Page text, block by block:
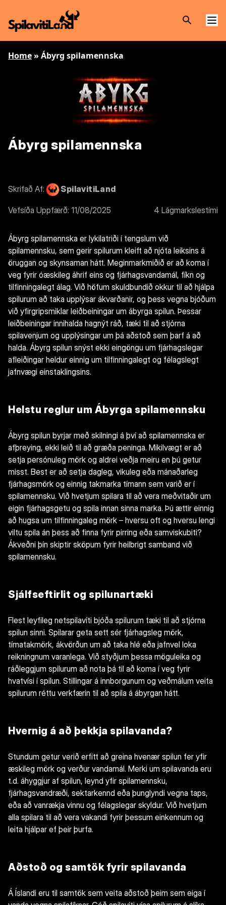
Home»Ábyrg spilamennska
Ábyrg spilamennska
Skrifað Af: SpilavitiLand
Vefsíða Uppfærð: 11/08/2025 4 Lágmarkslestími
Ábyrg spilamennska er lykilatriði í tengslum við
spilamennsku, sem gerir spilurum kleift að njóta leiksins á
öruggan og skynsaman hátt. Meginmarkmiðið er að koma í
veg fyrir óæskileg áhrif eins og fjárhagsvandamál, fíkn og
tilfinningalegt álag. Við höfum skuldbundið okkur til að hjálpa
spilurum að taka upplýsar ákvarðanir, og þess vegna bjóðum
við yfirgripsmiklar leiðbeiningar um ábyrga spilun. Þessar
leiðbeiningar innihalda hagnýt ráð, tæki til að stjórna
spilavenjum og upplýsingar um þá aðstoð sem þarf á að
halda. Ábyrg spilun snýst ekki eingöngu um fjárhagslegar
afleiðingar heldur einnig um tilfinningalegt og félagslegt
jafnvægi einstaklingsins.
Helstu reglur um Ábyrga spilamennsku
Ábyrg spilun byrjar með skilningi á því að spilamennska er
afþreying, ekki leið til að græða peninga. Mikilvægt er að
setja persónuleg mörk og aldrei veðja meiru en þú getur
misst. Best er að setja dagleg, vikuleg eða mánaðarleg
fjárhagsmörk og einnig takmarka tímann sem varið er í
spilamennsku. Við hvetjum spilara til að vera meðvitaðir um
eigin fjárhagsgetu og spila innan sinna marka. Þú ættir einnig
að hugsa um tilfinningaleg mörk – hversu oft og hversu lengi
viltu spila án þess að finna fyrir pirring eða samviskubiti?
Ákveðni þín skiptir sköpum fyrir heilbrigt samband við
spilamennsku.
Sjálfseftirlit og spilunartæki
Flest leyfileg netspilavíti bjóða spilurum tæki til að stjórna
spilun sinni. Spilarar geta sett sér fjárhagsleg mörk,
tímatakmörk, ákvörðun um að taka hlé eða jafnvel loka
reikningnum varanlega. Við styðjum þessa möguleika og
ráðleggjum spilurum að nota þá til að koma í veg fyrir
hvatvísi í spilun. Stillingar á innborgunum og veðmálum veita
spilurum réttu verkfærin til að spila á ábyrgan hátt.
Hvernig á að þekkja spilavanda?
Stundum getur verið erfitt að greina hvenær spilun fer yfir
æskileg mörk og verður vandamál. Merki um spilavanda eru
t.d. áhyggjur af spilun, leynd yfir spilamennsku,
fjárhagsvandræði, sektarkennd eða þunglyndi vegna taps,
eða að vanrækja vinnu og félagslegar skyldur. Við hvetjum
alla spilara til að vera vakandi fyrir þessum einkennum og
leita hjálpar ef þeir þurfa.
Aðstoð og samtök fyrir spilavanda
Á Íslandi eru til samtök sem veita aðstoð þeim sem eiga í